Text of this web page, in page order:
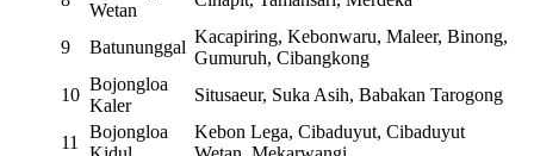
Wetan
9 Batununggal
Kacapiring, Kebonwaru, Maleer, Binong,
Gumuruh, Cibangkong
10
Bojongloa
Kaler
Situsaeur, Suka Asih, Babakan Tarogong
11
Bojongloa
Kebon Lega, Cibaduyut, Cibaduyut